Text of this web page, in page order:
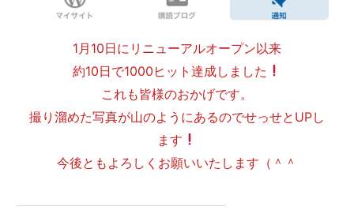
1月10日にリニューアルオープン以来
約10日で1000ヒット達成しました
これも皆様のおかげです。
撮り溜めた写真が山のようにあるのでせっせとUPし
ます
今後ともよろしくお願いいたします（＾＾